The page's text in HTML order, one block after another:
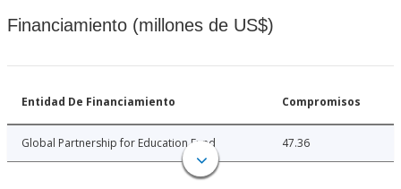
Financiamiento (millones de US$)
Entidad De Financiamiento Compromisos
Global Partnership for Education Fund 47.36